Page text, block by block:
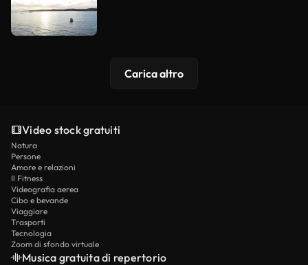
Carica altro
Video stock gratuiti
Natura
Persone
Amore e relazioni
Il Fitness
Videografia aerea
Cibo e bevande
Viaggiare
Trasporti
Tecnologia
Zoom di sfondo virtuale
Musica gratuita di repertorio